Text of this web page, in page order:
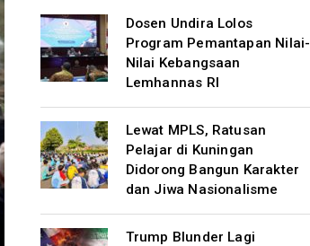
Dosen Undira Lolos
Program Pemantapan Nilai-
Nilai Kebangsaan
Lemhannas RI
Lewat MPLS, Ratusan
Pelajar di Kuningan
Didorong Bangun Karakter
dan Jiwa Nasionalisme
Trump Blunder Lagi